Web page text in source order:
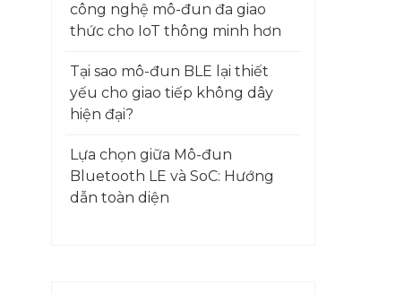
công nghệ mô-đun đa giao
thức cho IoT thông minh hơn
Tại sao mô-đun BLE lại thiết
yếu cho giao tiếp không dây
hiện đại?
Lựa chọn giữa Mô-đun
Bluetooth LE và SoC: Hướng
dẫn toàn diện